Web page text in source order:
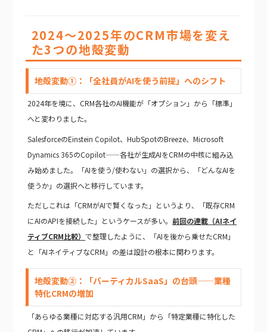
2024〜2025年のCRM市場を変え
た3つの地殻変動
地殻変動①：「全社員がAIを使う前提」へのシフト
2024年を境に、CRM各社のAI機能が「オプション」から「標準」
へと変わりました。
SalesforceのEinstein Copilot、HubSpotのBreeze、Microsoft
Dynamics 365のCopilot——各社が生成AIをCRMの中核に組み込
み始めました。「AIを使う/使わない」の選択から、「どんなAIを
使うか」の選択へと移行しています。
ただしこれは「CRMがAIで賢くなった」というより、「既存CRM
にAIのAPIを接続した」というケースが多い。 前回の連載（AIネイ
ティブCRM比較）で整理したように、「AIを後から乗せたCRM」
と「AIネイティブなCRM」の差は設計の根本に関わります。
地殻変動②：「バーティカルSaaS」の台頭——業種
特化CRMの増加
「あらゆる業種に対応する汎用CRM」から「特定業種に特化した